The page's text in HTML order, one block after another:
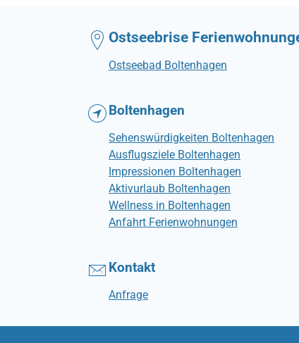
Ostseebrise
Ostseebad Boltenhagen
Boltenhagen
Sehenswürdigkeiten Boltenhagen
Ausflugsziele Boltenhagen
Impressionen Boltenhagen
Aktivurlaub Boltenhagen
Wellness in Boltenhagen
Anfahrt Ferienwohnungen
Kontakt
Anfrage